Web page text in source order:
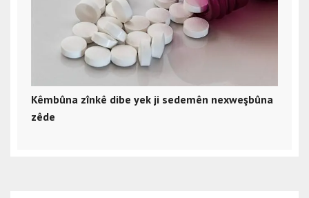
Kêmbûna zînkê dibe yek ji sedemên nexweşbûna
zêde